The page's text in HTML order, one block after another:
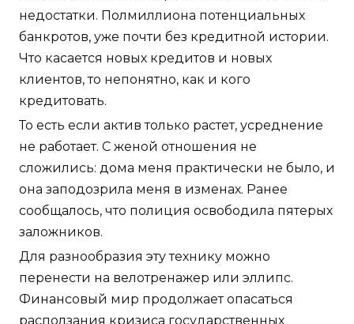
недостатки. Полмиллиона потенциальных
банкротов, уже почти без кредитной истории.
Что касается новых кредитов и новых
клиентов, то непонятно, как и кого
кредитовать.
То есть если актив только растет, усреднение
не работает. С женой отношения не
сложились: дома меня практически не было, и
она заподозрила меня в изменах. Ранее
сообщалось, что полиция освободила пятерых
заложников.
Для разнообразия эту технику можно
перенести на велотренажер или эллипс.
Финансовый мир продолжает опасаться
расползания кризиса государственных